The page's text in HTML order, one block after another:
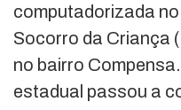
computadorizada
Socorro da Criança
no bairro
estadual passou a